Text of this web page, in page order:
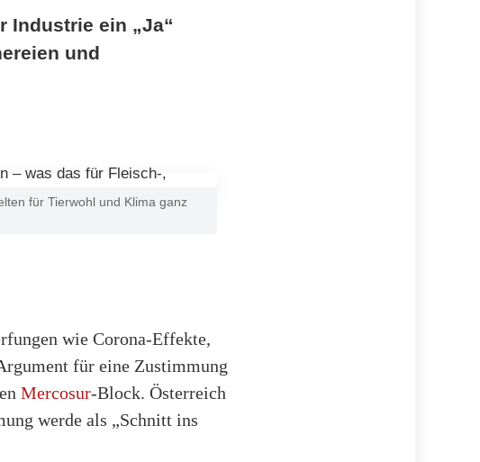
Industrie ein „Ja“
und
für Tierwohl und Klima ganz
wie Corona-Effekte,
für eine Zustimmung
Mercosur-Block. Österreich
werde als „Schnitt ins